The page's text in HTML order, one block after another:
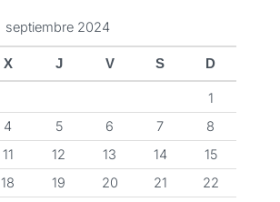
septiembre 2024
X J V S D
1
4 5 6 7
8
11 12 13 14
15
18 19 20 21
22